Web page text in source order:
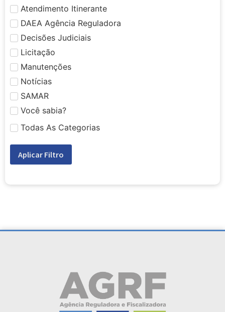
Atendimento Itinerante
DAEA Agência Reguladora
Decisões Judiciais
Licitação
Manutenções
Notícias
SAMAR
Você sabia?
Todas As Categorias
Aplicar Filtro